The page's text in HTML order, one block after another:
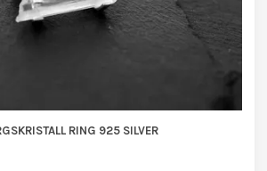
RING 925 SILVER